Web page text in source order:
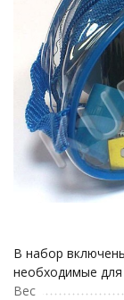
В набор
необходимые
Вес